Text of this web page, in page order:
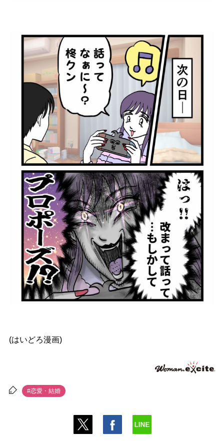
(はいどろ漫画)
#恋愛・結婚